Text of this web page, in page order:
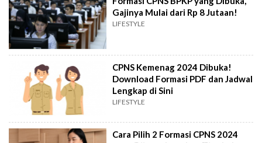
Gajinya Mulai dari Rp 8 Jutaan!
LIFESTYLE
CPNS Kemenag 2024 Dibuka!
Download Formasi PDF dan Jadwal
Lengkap di Sini
LIFESTYLE
Cara Pilih 2 Formasi CPNS 2024